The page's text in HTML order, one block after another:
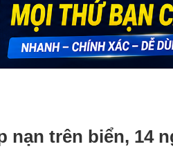
nạn trên biển, 14